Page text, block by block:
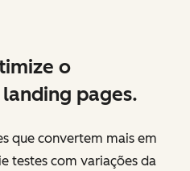
o
pages.
que convertem mais em
testes com variações da